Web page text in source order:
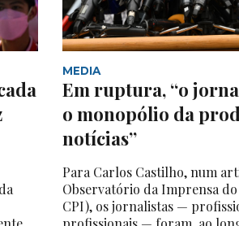
MEDIA
Em ruptura, “o
o monopólio da
notícias”
Para Carlos Castilho, num
Observatório da Imprensa
CPI), os jornalistas —